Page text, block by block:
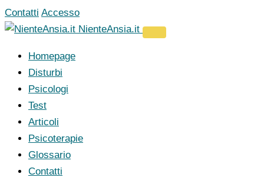
Vai
al
Contatti Accesso
NienteAnsia.it
Homepage
Disturbi
Psicologi
Test
Articoli
Psicoterapie
Glossario
Contatti